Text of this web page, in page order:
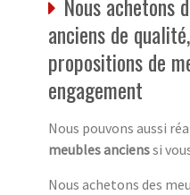
anciens de
propositions de
engagement
Nous pouvons aussi
meubles ancienssi
Nous achetons des